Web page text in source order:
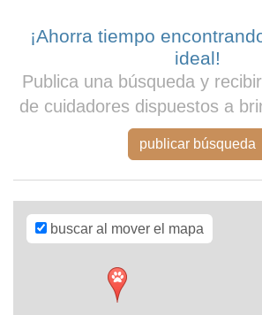
¡Ahorra tiempo
ideal!
Publica una búsqueda y
de cuidadores dispuestos a
publicar búsqueda
buscar al mover el mapa